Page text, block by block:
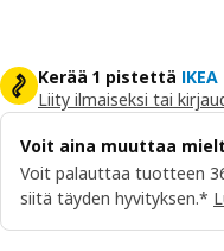
Kerää 1 pistettä
Liity ilmaiseksi tai
Voit aina muuttaa
Voit palauttaa tuotteen
siitä täyden hyvityksen.*